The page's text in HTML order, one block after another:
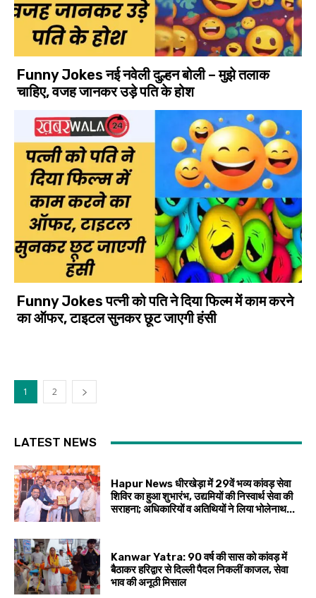
Funny Jokes नई नवेली दुल्हन बोली – मुझे तलाक
चाहिए, वजह जानकर उड़े पति के होश
Funny Jokes पत्नी को पति ने दिया फिल्म में काम करने
का ऑफर, टाइटल सुनकर छूट जाएगी हंसी
1 2
LATEST NEWS
Hapur News धीरखेड़ा में 29वें भव्य कांवड़ सेवा
शिविर का हुआ शुभारंभ, उद्यमियों की निस्वार्थ सेवा की
सराहना; अधिकारियों व अतिथियों ने लिया भोलेनाथ...
Kanwar Yatra: 90 वर्ष की सास को कांवड़ में
बैठाकर हरिद्वार से दिल्ली पैदल निकलीं काजल, सेवा
भाव की अनूठी मिसाल